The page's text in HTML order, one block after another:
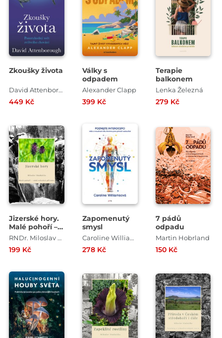
Zkoušky života
David Attenborough
449 Kč
Války s
odpadem
Alexander Clapp
399 Kč
Terapie
balkonem
Lenka Železná
279 Kč
Jizerské hory.
Malé pohoří –
obdivuhodnáRNDr. Miloslav Studnička, CSc.
199 Kč
Zapomenutý
smysl
Caroline Williamsová
278 Kč
7 pádů
odpadu
Martin Hobrland
150 Kč